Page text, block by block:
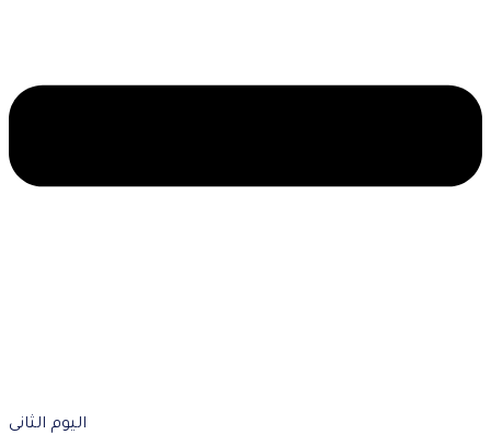
اليوم الثانى